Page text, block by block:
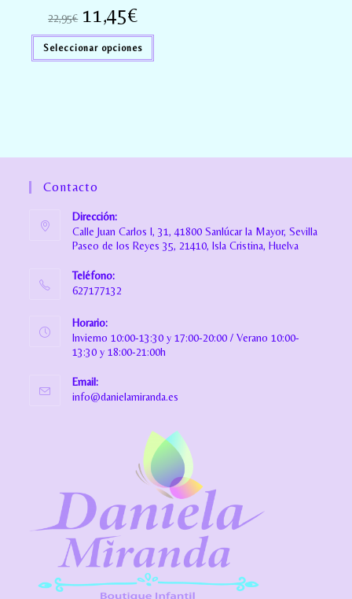
22,95€ 11,45€
Seleccionar opciones
Contacto
Dirección:
Calle Juan Carlos I, 31, 41800 Sanlúcar la Mayor, Sevilla
Paseo de los Reyes 35, 21410, Isla Cristina, Huelva
Teléfono:
627177132
Horario:
Invierno 10:00-13:30 y 17:00-20:00 / Verano 10:00-
13:30 y 18:00-21:00h
Email:
info@danielamiranda.es